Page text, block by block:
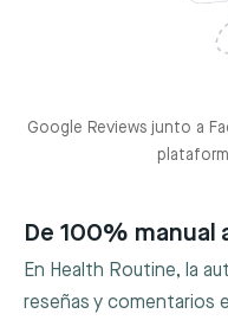
Google Reviews junto a
De 100%
En Health Routine, la
reseñas y comentarios